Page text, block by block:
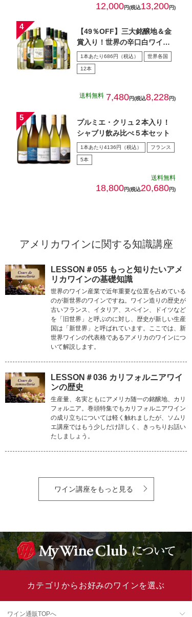
12,000円(税込13,200円)
【49％OFF】三大銘醸地＆金
賞入り！世界の辛口白ワイン
１２本セット第７０弾
1本あたり686円（税込） 世界各国
12本
送料無料 7,480円(税込8,228円)
プルミエ・クリュ２本入り！
シャブリ飲み比べ５本セット
1本あたり4136円（税込） フランス
5本
送料無料
18,800円(税込20,680円)
アメリカワインに関する知識講座
LESSON＃055 もっと知りたいアメ
リカワインの基礎知識
世界のワイン産業で近年重要な位置を占めている
のが新世界のワインですね。ワイン造りの歴史が
古いフランス、イタリア、スペイン、ドイツなど
を「旧世界」と呼ぶのに対し、歴史が新しい生産
国は「新世界」と呼ばれています。ここでは、新
世界ワインの代表格であるアメリカのワインにつ
いて解説します。
LESSON＃036 カリフォルニアワイ
ンの歴史
生産量、名実ともにアメリカ随一の銘醸地、カリ
フォルニア。巻頭特集でもカリフォルニアワイン
の成り立ちについては軽く触れましたが、ソムリ
エ講座ではもう少しだけ詳しく、きっちりお話い
たしましょう。
ワイン講座をもっと見る
カテゴリからお好みのワインを選ぶ
ワイン通販TOPへ